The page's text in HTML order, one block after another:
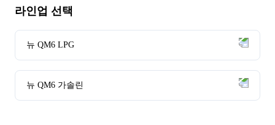
라인업 선택
뉴 QM6 LPG
뉴 QM6 가솔린